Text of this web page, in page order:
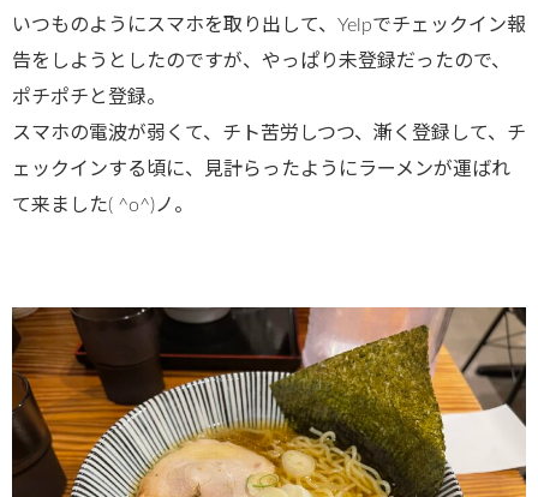
いつものようにスマホを取り出して、Yelpでチェックイン報
告をしようとしたのですが、やっぱり未登録だったので、
ポチポチと登録。
スマホの電波が弱くて、チト苦労しつつ、漸く登録して、チ
ェックインする頃に、見計らったようにラーメンが運ばれ
て来ました( ^o^)ノ。